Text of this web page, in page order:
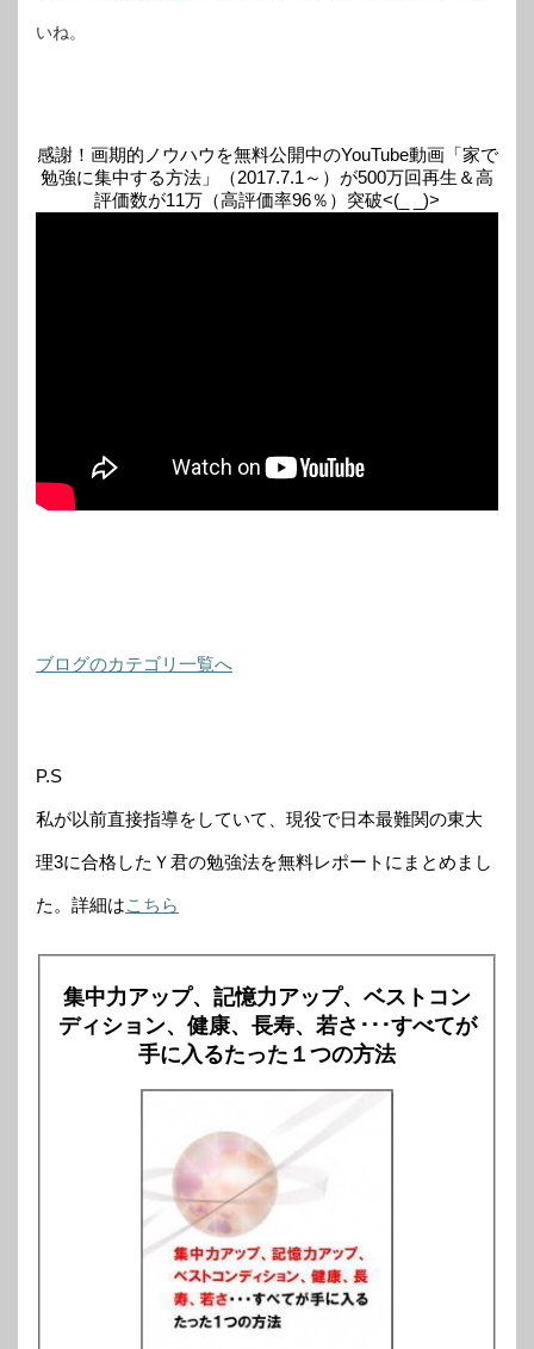
いね。
感謝！画期的ノウハウを無料公開中のYouTube動画「家で
勉強に集中する方法」（2017.7.1～）が500万回再生＆高
評価数が11万（高評価率96％）突破<(_ _)>
ブログのカテゴリ一覧へ
P.S
私が以前直接指導をしていて、現役で日本最難関の東大
理3に合格したＹ君の勉強法を無料レポートにまとめまし
た。詳細はこちら
集中力アップ、記憶力アップ、ベストコン
ディション、健康、長寿、若さ･･･すべてが
手に入るたった１つの方法